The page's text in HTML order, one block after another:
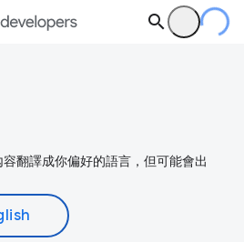
翻譯成你偏好的語言，但可能會出